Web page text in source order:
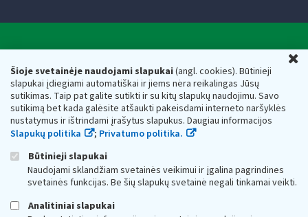
Šioje svetainėje naudojami slapukai(angl. cookies). Būtinieji
slapukai įdiegiami automatiškai ir jiems nėra reikalingas Jūsų
sutikimas. Taip pat galite sutikti ir su kitų slapukų naudojimu. Savo
sutikimą bet kada galėsite atšaukti pakeisdami interneto naršyklės
nustatymus ir ištrindami įrašytus slapukus. Daugiau informacijos
Slapukų politika
; Privatumo politika.
Būtinieji slapukai
Naudojami sklandžiam svetainės veikimui ir įgalina pagrindines
svetainės funkcijas. Be šių slapukų svetainė negali tinkamai veikti.
Analitiniai slapukai
Respublikos finansų ministerijos
Biudžetinė įstaiga. Juridinio asmens kodas — 188659752,
adresas: Vasario 16-osios g. 14, 01107 Vilnius, Lietuva, el.paštas:
vmi@vmi.lt, E. pristatymo dėžutės adresas 188659752
Duomenys apie Valstybinę mokesčių inspekciją prie Lietuvos
Respublikos finansų ministerijos kaupiami ir saugomi Juridinių